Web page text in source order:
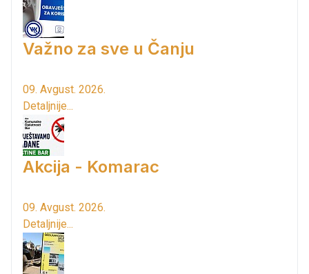
Važno za sve u Čanju
09. Avgust. 2026.
Detaljnije...
Akcija - Komarac
09. Avgust. 2026.
Detaljnije...